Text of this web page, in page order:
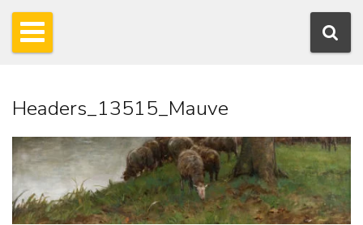
Headers_13515_Mauve